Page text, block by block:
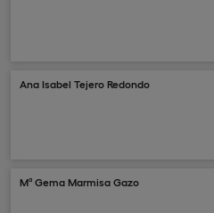
Ana Isabel Tejero Redondo
Mª Gema Marmisa Gazo